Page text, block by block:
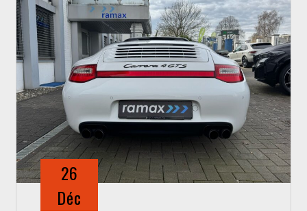
26
Déc